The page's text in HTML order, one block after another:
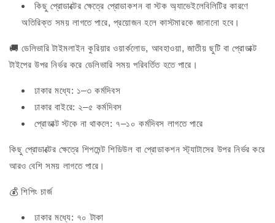
কিছু প্রোডাক্টের ক্ষেত্রে প্রোডাকশন বা স্টক অ্যাভেইলেবিলিটির কারণে
অতিরিক্ত সময় লাগতে পারে, প্রয়োজন হলে কাস্টমারকে জানানো হবে।
🚚 ডেলিভারি টাইমলাইন কুরিয়ার ওয়ার্কলোড, আবহাওয়া, জাতীয় ছুটি বা প্রোডাক্ট
টাইপের উপর নির্ভর করে ডেলিভারি সময় পরিবর্তিত হতে পারে।
ঢাকার মধ্যে: ১–৩ কর্মদিবস
ঢাকার বাইরে: ২–৫ কর্মদিবস
প্রোডাক্ট স্টকে না থাকলে: ৭–১০ কর্মদিবস লাগতে পারে
কিছু প্রোডাক্টের ক্ষেত্রে শিপমেন্ট শিডিউল বা প্রোডাকশন স্ট্যাটাসের উপর নির্ভর করে
আরও বেশি সময় লাগতে পারে।
💰 শিপিং চার্জ
ঢাকার মধ্যে: ৭০ টাকা